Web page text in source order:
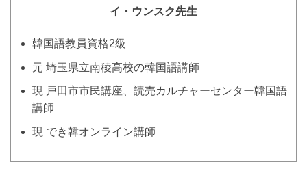
イ・ウンスク先生
韓国語教員資格2級
元 埼玉県立南稜高校の韓国語講師
現 戸田市市民講座、読売カルチャーセンター韓国語
講師
現 でき韓オンライン講師